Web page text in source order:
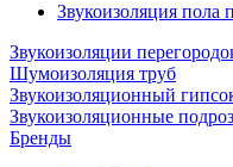
Звукоизоляция пола
Звукоизоляции
Шумоизоляция труб
Звукоизоляционный
Звукоизоляционные
Бренды